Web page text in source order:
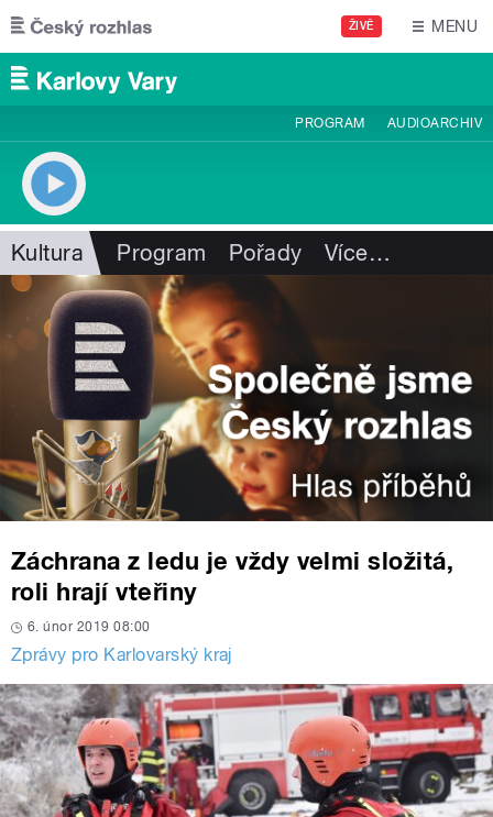
Přejít k hlavnímu obsahu
ŽIVĚ MENU
PROGRAM AUDIOARCHIV
Kultura Program Pořady Více…
Záchrana z ledu je vždy velmi složitá,
roli hrají vteřiny
6. únor 2019 08:00
Zprávy pro Karlovarský kraj